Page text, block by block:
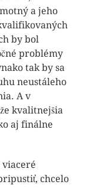
a jeho
by bol
problémy
tak by sa
neustáleho
A v
kvalitnejšia
aj finálne
viaceré
chcelo